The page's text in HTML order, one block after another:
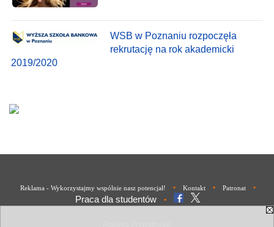
WSB w Poznaniu rozpoczęła
rekrutację na rok akademicki
2019/2020
Reklama - Wykorzystajmy wspólnie nasz potencjał! • Kontakt • Patronat •
Praca dla studentów •